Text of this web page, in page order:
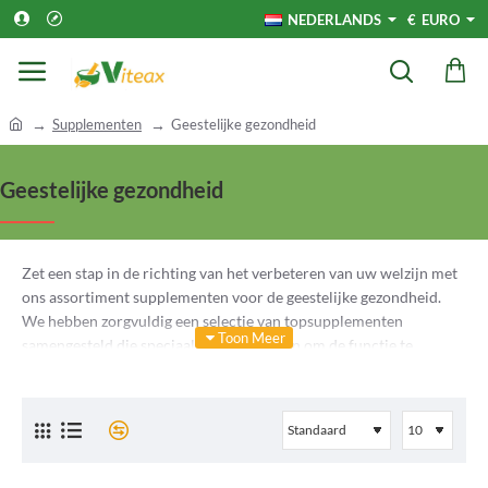
NEDERLANDS € EURO
o
e
Supplementen Geestelijke gezondheid
Geestelijke gezondheid
Zet een stap in de richting van het verbeteren van uw welzijn met
ons assortiment supplementen voor de geestelijke gezondheid.
We hebben zorgvuldig een selectie van topsupplementen
samengesteld die speciaal zijn ontworpen om de functie te
verscheidenheid aan opties, van stemmingsverbeterende formules
tot supplementen voor stressverlichting, allemaal gericht op het